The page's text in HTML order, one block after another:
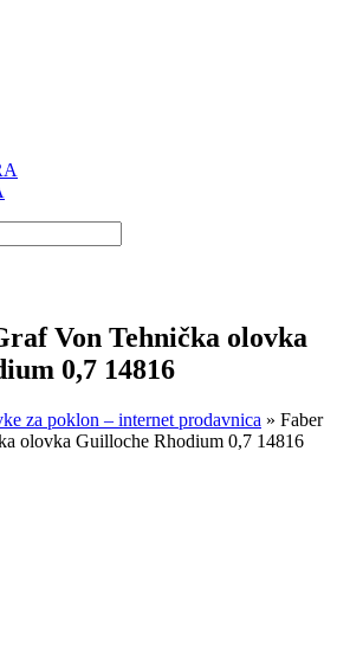
Von Tehnička olovka
0,7 14816
za poklon – internet prodavnica » Faber
olovka Guilloche Rhodium 0,7 14816